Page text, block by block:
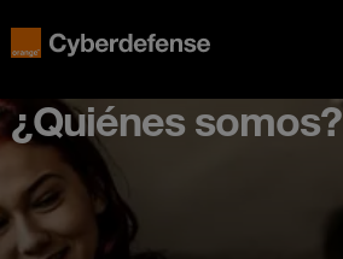
¿Quiénes somos?